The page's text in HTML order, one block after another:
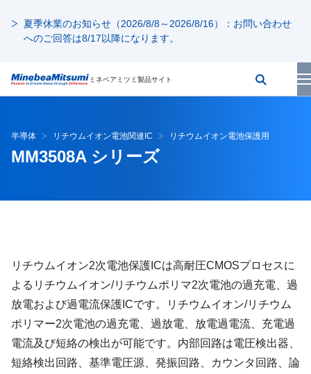
夏季休業のお知らせ（2026/8/8～2026/8/16）：お問い合わせ
へのご回答は8/17以降になります。
ミネベアミツミ製品サイト
半導体 リチウムイオン電池関連IC リチウムイオン電池保護用
MM3508A シリーズ
リチウムイオン2次電池保護ICは高耐圧CMOSプロセスに
よるリチウムイオン/リチウムポリマ2次電池の過充電、過
放電および過電流保護ICです。リチウムイオン/リチウム
ポリマー2次電池の過充電、過放電、放電過電流、充電過
電流及び短絡の検出が可能です。内部回路は電圧検出器、
短絡検出回路、基準電圧源、発振回路、カウンタ回路、論